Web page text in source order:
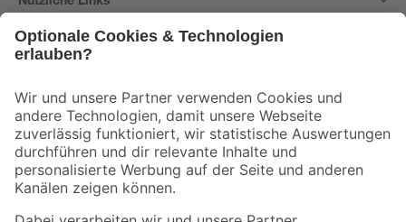
Der toom Newsletter: Keine Angebote und Aktionen mehr verpassen!
Zur Newsletter Anmeldung
Folge uns